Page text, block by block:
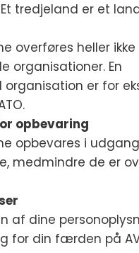
tredjeland er et
overføres heller ikke
organisationer. En
er for
opbevaring
opbevares i
medmindre de er
af dine
for din færden på AV